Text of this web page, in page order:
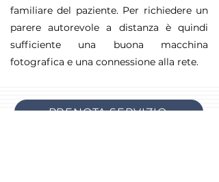
familiare del paziente. Per richiedere un
parere autorevole a distanza è quindi
sufficiente una buona macchina
fotografica e una connessione alla rete.
PRENOTA SERVIZIO